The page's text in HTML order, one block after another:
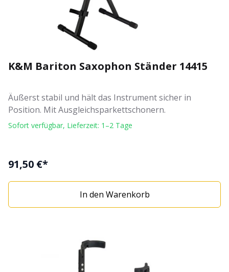
K&M Bariton Saxophon Ständer 14415
Äußerst stabil und hält das Instrument sicher in
Position. Mit Ausgleichsparkettschonern.
Sofort verfügbar, Lieferzeit: 1–2 Tage
91,50 €*
In den Warenkorb